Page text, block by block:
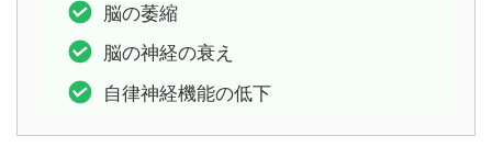
脳の萎縮
脳の神経の衰え
自律神経機能の低下